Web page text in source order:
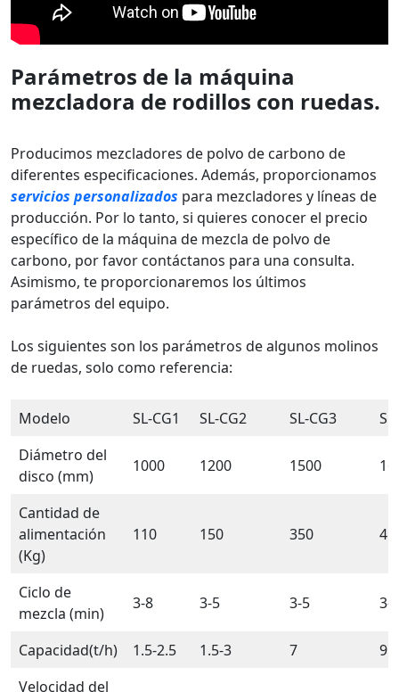
Parámetros de la máquina
mezcladora de rodillos con ruedas.
Producimos mezcladores de polvo de carbono de
diferentes especificaciones. Además, proporcionamos
servicios personalizados para mezcladores y líneas de
producción. Por lo tanto, si quieres conocer el precio
específico de la máquina de mezcla de polvo de
carbono, por favor contáctanos para una consulta.
Asimismo, te proporcionaremos los últimos
parámetros del equipo.
Los siguientes son los parámetros de algunos molinos
de ruedas, solo como referencia:
Modelo SL-CG1 SL-CG2 SL-CG3
Diámetro del
disco (mm)
1000 1200 1500
Cantidad de
alimentación
(Kg)
110 150 350
Ciclo de
mezcla (min)
3-8 3-5 3-5 3-5
Capacidad(t/h) 1.5-2.5 1.5-3 7
9
Velocidad del